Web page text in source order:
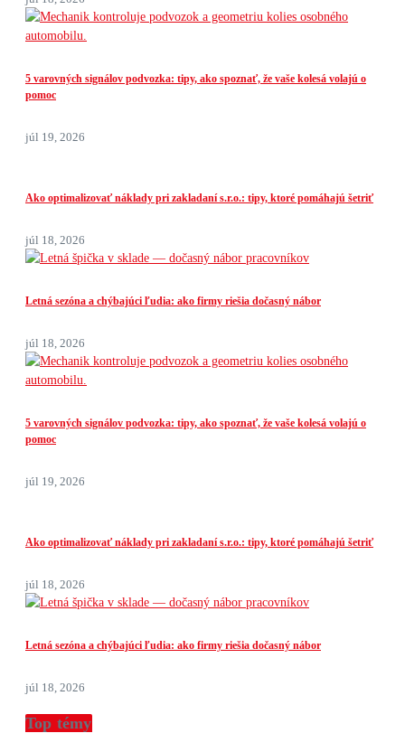
5 varovných signálov podvozka: tipy, ako spoznať, že vaše kolesá volajú o
pomoc
júl 19, 2026
Ako optimalizovať náklady pri zakladaní s.r.o.: tipy, ktoré pomáhajú šetriť
júl 18, 2026
Letná sezóna a chýbajúci ľudia: ako firmy riešia dočasný nábor
júl 18, 2026
5 varovných signálov podvozka: tipy, ako spoznať, že vaše kolesá volajú o
pomoc
júl 19, 2026
Ako optimalizovať náklady pri zakladaní s.r.o.: tipy, ktoré pomáhajú šetriť
júl 18, 2026
Letná sezóna a chýbajúci ľudia: ako firmy riešia dočasný nábor
júl 18, 2026
Top témy